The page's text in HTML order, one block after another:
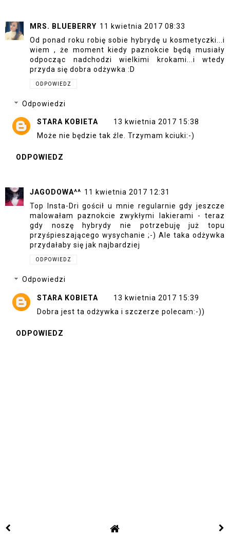
MRS. BLUEBERRY 11 kwietnia 2017 08:33
Od ponad roku robię sobie hybrydę u kosmetyczki...i
wiem , że moment kiedy paznokcie będą musiały
odpocząc nadchodzi wielkimi krokami...i wtedy
przyda się dobra odżywka :D
ODPOWIEDZ
Odpowiedzi
STARA KOBIETA
13 kwietnia 2017 15:38
Może nie będzie tak źle. Trzymam kciuki:-)
ODPOWIEDZ
JAGODOWA^^ 11 kwietnia 2017 12:31
Top Insta-Dri gościł u mnie regularnie gdy jeszcze
malowałam paznokcie zwykłymi lakierami - teraz
gdy noszę hybrydy nie potrzebuję już topu
przyśpieszającego wysychanie ;-) Ale taka odżywka
przydałaby się jak najbardziej
ODPOWIEDZ
Odpowiedzi
STARA KOBIETA
13 kwietnia 2017 15:39
Dobra jest ta odżywka i szczerze polecam:-))
ODPOWIEDZ